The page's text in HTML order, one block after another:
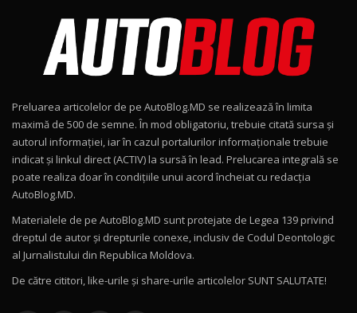
15:08
Noul Geely EX2 / Test Drive AutoBlog.MD
15:22
Mercedes-AMG E 53 HYBRID 4MATIC+ / Test
Drive AutoBlog.MD
16:27
11
Noul Volvo ES90 / Test Drive AutoBlog.MD
12
Noul MG HS / Test Drive AutoBlog.MD
16:48
Preluarea articolelor de pe AutoBlog.MD se realizează în limita
maximă de 500 de semne. În mod obligatoriu, trebuie citată sursa și
autorul informației, iar în cazul portalurilor informaționale trebuie
indicat și linkul direct (ACTIV) la sursă în lead. Prelucarea integrală se
poate realiza doar în condițiile unui acord încheiat cu redacţia
AutoBlog.MD.
Materialele de pe AutoBlog.MD sunt protejate de Legea 139 privind
dreptul de autor și drepturile conexe, inclusiv de Codul Deontologic
al Jurnalistului din Republica Moldova.
De către cititori, like-urile şi share-urile articolelor SUNT SALUTATE!